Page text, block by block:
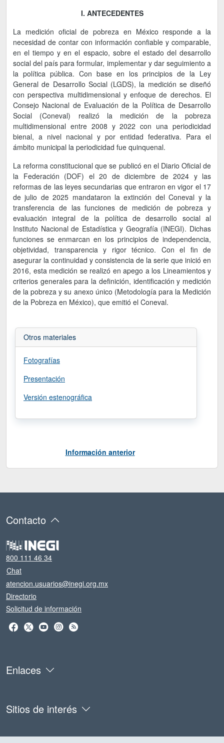
I. ANTECEDENTES
La medición oficial de pobreza en México responde a la
necesidad de contar con información confiable y comparable,
en el tiempo y en el espacio, sobre el estado del desarrollo
social del país para formular, implementar y dar seguimiento a
la política pública. Con base en los principios de la Ley
General de Desarrollo Social (LGDS), la medición se diseñó
con perspectiva multidimensional y enfoque de derechos. El
Consejo Nacional de Evaluación de la Política de Desarrollo
Social (Coneval) realizó la medición de la pobreza
multidimensional entre 2008 y 2022 con una periodicidad
bienal, a nivel nacional y por entidad federativa. Para el
ámbito municipal la periodicidad fue quinquenal.
La reforma constitucional que se publicó en el Diario Oficial de
la Federación (DOF) el 20 de diciembre de 2024 y las
reformas de las leyes secundarias que entraron en vigor el 17
de julio de 2025 mandataron la extinción del Coneval y la
transferencia de las funciones de medición de pobreza y
evaluación integral de la política de desarrollo social al
Instituto Nacional de Estadística y Geografía (INEGI). Dichas
funciones se enmarcan en los principios de independencia,
objetividad, transparencia y rigor técnico. Con el fin de
asegurar la continuidad y consistencia de la serie que inició en
2016, esta medición se realizó en apego a los Lineamientos y
criterios generales para la definición, identificación y medición
de la pobreza y su anexo único (Metodología para la Medición
de la Pobreza en México), que emitió el Coneval.
Otros materiales
Fotografías
Presentación
Versión estenográfica
Información anterior
Contacto
800 111 46 34
Chat
atencion.usuarios@inegi.org.mx
Directorio
Solicitud de información
Enlaces
Sitios de interés